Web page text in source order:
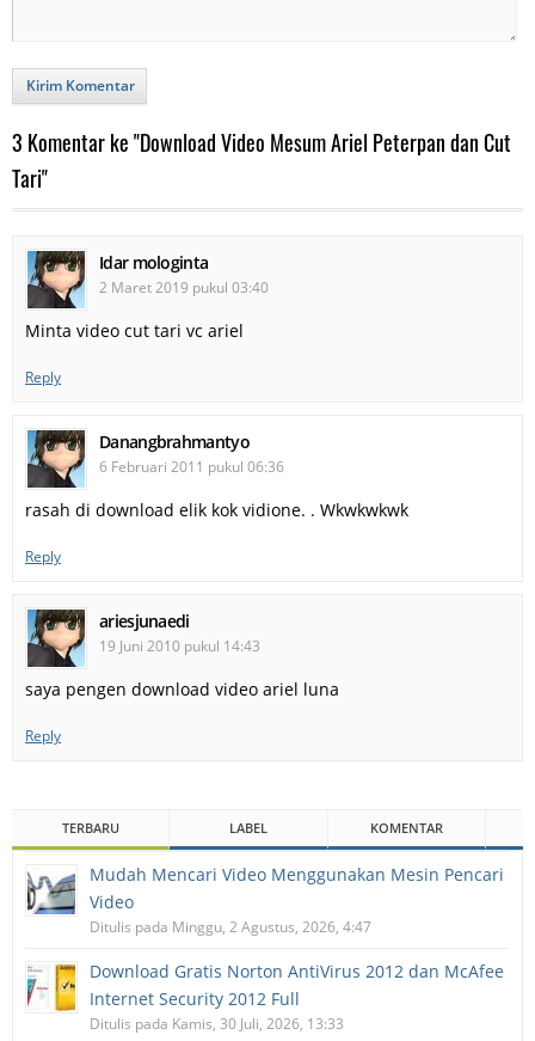
Kirim Komentar
3 Komentar ke "Download Video Mesum Ariel Peterpan dan Cut
Tari"
Idar mologinta
2 Maret 2019 pukul 03:40
Minta video cut tari vc ariel
Reply
Danangbrahmantyo
6 Februari 2011 pukul 06:36
rasah di download elik kok vidione. . Wkwkwkwk
Reply
ariesjunaedi
19 Juni 2010 pukul 14:43
saya pengen download video ariel luna
Reply
TERBARU LABEL KOMENTAR
Mudah Mencari Video Menggunakan Mesin Pencari
Video
Ditulis pada Minggu, 2 Agustus, 2026, 4:47
Download Gratis Norton AntiVirus 2012 dan McAfee
Internet Security 2012 Full
Ditulis pada Kamis, 30 Juli, 2026, 13:33